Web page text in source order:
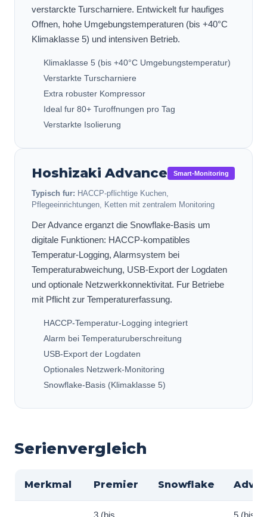
verstarckte Turscharniere. Entwickelt fur haufiges
Offnen, hohe Umgebungstemperaturen (bis +40°C
Klimaklasse 5) und intensiven Betrieb.
Klimaklasse 5 (bis +40°C Umgebungstemperatur)
Verstarkte Turscharniere
Extra robuster Kompressor
Ideal fur 80+ Turoffnungen pro Tag
Verstarkte Isolierung
HoshizakiAdvance Smart-Monitoring
Typisch fur: HACCP-pflichtige Kuchen,
Pflegeeinrichtungen, Ketten mit zentralem Monitoring
Der Advance erganzt die Snowflake-Basis um
digitale Funktionen: HACCP-kompatibles
Temperatur-Logging, Alarmsystem bei
Temperaturabweichung, USB-Export der Logdaten
und optionale Netzwerkkonnektivitat. Fur Betriebe
mit Pflicht zur Temperaturerfassung.
HACCP-Temperatur-Logging integriert
Alarm bei Temperaturuberschreitung
USB-Export der Logdaten
Optionales Netzwerk-Monitoring
Snowflake-Basis (Klimaklasse 5)
Serienvergleich
Merkmal Premier Snowflake
3 (bis 5 (bis